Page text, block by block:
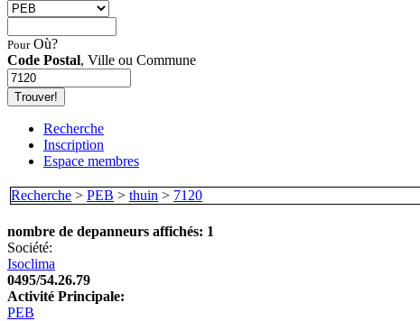
PourOù?
Code Postal, Ville ou Commune
Recherche
Inscription
Espace membres
Recherche > PEB > thuin > 7120
nombre de depanneurs affichés: 1
Société:
Isoclima
0495/54.26.79
Activité Principale:
PEB